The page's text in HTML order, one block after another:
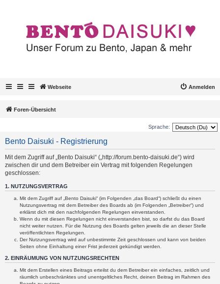
Webseite Anmelden
Foren-Übersicht
Sprache:
Bento Daisuki - Registrierung
Mit dem Zugriff auf „Bento Daisuki“ („http://forum.bento-daisuki.de“) wird
zwischen dir und dem Betreiber ein Vertrag mit folgenden Regelungen
geschlossen:
1. NUTZUNGSVERTRAG
Mit dem Zugriff auf „Bento Daisuki“ (im Folgenden „das Board“) schließt du einen
Nutzungsvertrag mit dem Betreiber des Boards ab (im Folgenden „Betreiber“) und
erklärst dich mit den nachfolgenden Regelungen einverstanden.
Wenn du mit diesen Regelungen nicht einverstanden bist, so darfst du das Board
nicht weiter nutzen. Für die Nutzung des Boards gelten jeweils die an dieser Stelle
veröffentlichten Regelungen.
Der Nutzungsvertrag wird auf unbestimmte Zeit geschlossen und kann von beiden
Seiten ohne Einhaltung einer Frist jederzeit gekündigt werden.
2. EINRÄUMUNG VON NUTZUNGSRECHTEN
Mit dem Erstellen eines Beitrags erteilst du dem Betreiber ein einfaches, zeitlich und
räumlich unbeschränktes und unentgeltliches Recht, deinen Beitrag im Rahmen des